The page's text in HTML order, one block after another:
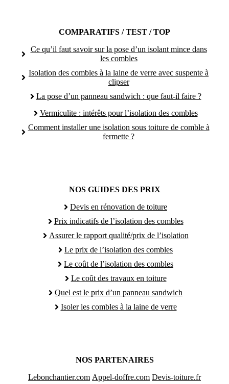
COMPARATIFS / TEST / TOP
Ce qu’il faut savoir sur la pose d’un isolant mince dans
les combles
Isolation des combles à la laine de verre avec suspente à
clipser
La pose d’un panneau sandwich : que faut-il faire ?
Vermiculite : intérêts pour l’isolation des combles
Comment installer une isolation sous toiture de comble à
fermette ?
NOS GUIDES DES PRIX
Devis en rénovation de toiture
Prix indicatifs de l’isolation des combles
Assurer le rapport qualité/prix de l’isolation
Le prix de l’isolation des combles
Le coût de l’isolation des combles
Le coût des travaux en toiture
Quel est le prix d’un panneau sandwich
Isoler les combles à la laine de verre
NOS PARTENAIRES
Lebonchantier.com Appel-doffre.com Devis-toiture.fr